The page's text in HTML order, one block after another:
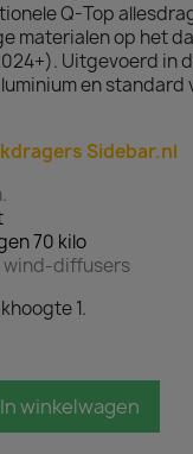
Q-Top
materialen op het
Uitgevoerd in
en standard
Sidebar.nl
70 kilo
wind-diffusers
1.
In winkelwagen